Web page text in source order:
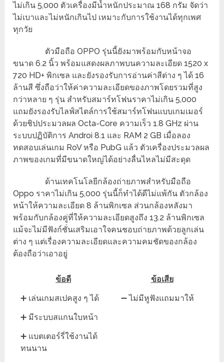
ไม่เกิน 5,000 ตัวเครื่องมีน้ำหนักประมาณ 168 กรัม จัดว่า
ไม่เบาและไม่หนักเกินไป เหมาะกับการใช้งานได้ทุกเพศ
ทุกวัย
ตัวมือถือ OPPO รุ่นนี้ยังมาพร้อมกับหน้าจอ
ขนาด 6.2 นิ้ว พร้อมแสดงผลภาพบนความละเอียด 1520 x
720 HD+ พิกเซล และยังรองรับการอ่านค่าสีต่าง ๆ ได้ 16
ล้านสี ซึ่งถือว่าให้ค่าความละเอียดของภาพโดยรวมที่สูง
กว่าหลาย ๆ รุ่น สำหรับสมาร์ทโฟนราคาไม่เกิน 5,000
แถมยังรองรับไลฟ์สไตล์การใช้สมาร์ทโฟนแบบเกมเมอร์
ด้วยชิปประมวลผล Octa-Core ความเร็ว 1.8 GHz ผ่าน
ระบบปฏิบัติการ Androi 8.1 และ RAM 2 GB เมื่อลอง
ทดสอบเล่นเกม RoV หรือ PubG แล้ว ตัวเครื่องประมวลผล
ภาพของเกมที่มีขนาดใหญ่ได้อย่างลื่นไหลไม่มีสะดุด
ด้านเทคโนโลยีกล้องถ่ายภาพสำหรับมือถือ
Oppo ราคาไม่เกิน 5,000 รุ่นนี้ก็ทำได้ดีไม่แพ้กัน ตัวกล้อง
หน้าให้ความละเอียด 8 ล้านพิกเซล ส่วนกล้องหลังมา
พร้อมกับกล้องคู่ที่ให้ความละเอียดสูงถึง 13.2 ล้านพิกเซล
แม้จะไม่มีฟังก์ชั่นเสริมเอาใจคนชอบถ่ายภาพด้วยลูกเล่น
ต่าง ๆ แต่เรื่องความละเอียดและความคมชัดของกล้อง
ต้องถือว่าเอาอยู่
ข้อดี
ข้อเสีย
➕ เล่นเกมสเปคสูง ๆ ได้
➖ ไม่มีหูฟังแถมมาให้
➕ มีระบบสแกนใบหน้า
➕ แบตเตอร์รี่ใช้งานได้
ทนนาน